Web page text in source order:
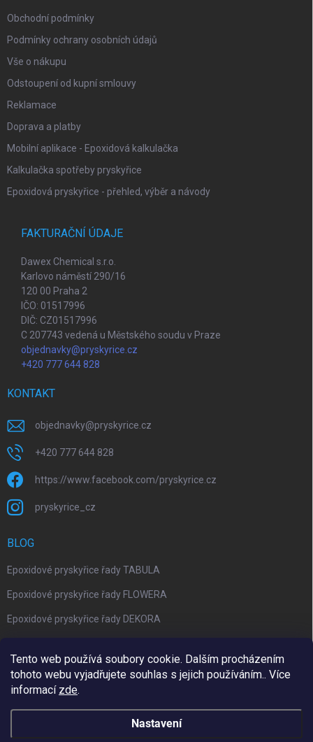
Tento web používá soubory cookie. Dalším procházením
tohoto webu vyjadřujete souhlas s jejich používáním.. Více
informací zde.
Nastavení
Obchodní podmínky
Podmínky ochrany osobních údajů
Vše o nákupu
Odstoupení od kupní smlouvy
Reklamace
Doprava a platby
Mobilní aplikace - Epoxidová kalkulačka
Kalkulačka spotřeby pryskyřice
Epoxidová pryskyřice - přehled, výběr a návody
FAKTURAČNÍ ÚDAJE
Dawex Chemical s.r.o.
Karlovo náměstí 290/16
120 00 Praha 2
IČO: 01517996
DIČ: CZ01517996
C 207743 vedená u Městského soudu v Praze
objednavky@pryskyrice.cz
+420 777 644 828
KONTAKT
objednavky@pryskyrice.cz
+420 777 644 828
https://www.facebook.com/pryskyrice.cz
pryskyrice_cz
BLOG
Epoxidové pryskyřice řady TABULA
Epoxidové pryskyřice řady FLOWERA
Epoxidové pryskyřice řady DEKORA